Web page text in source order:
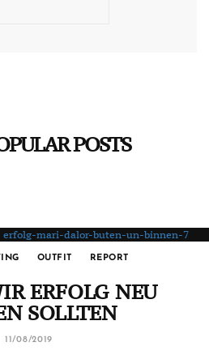
POSTS
OUTFIT REPORT
ERFOLG NEU
SOLLTEN
11/08/2019